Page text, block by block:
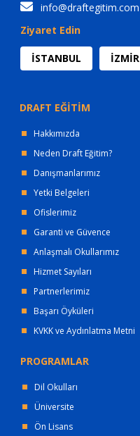
info@draftegitim.com
Ziyaret Edin
İSTANBUL İZMİR
DRAFT EĞİTİM
Hakkımızda
Neden Draft Eğitim?
Danışmanlarımız
Yetki Belgeleri
Ofislerimiz
Garanti ve Güvence
Anlaşmalı Okullarımız
Hizmet Sayıları
Partnerlerimiz
Başarı Öyküleri
KVKK ve Aydınlatma Metni
PROGRAMLAR
Dil Okulları
Üniversite
Ön Lisans